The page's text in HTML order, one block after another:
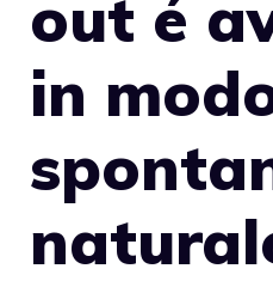
out é
in